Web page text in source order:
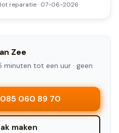
reparatie· 07-06-2026
Zee
minuten tot een uur · geen
060 89 70
maken